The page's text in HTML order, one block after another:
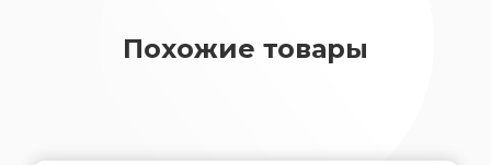
Похожие товары